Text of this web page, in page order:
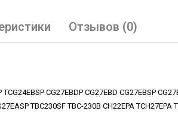
Отзывов (0)
CG27EBDP CG27EBD CG27EBSP
TBC230SF TBC-230B CH22EPA TCH27EPA